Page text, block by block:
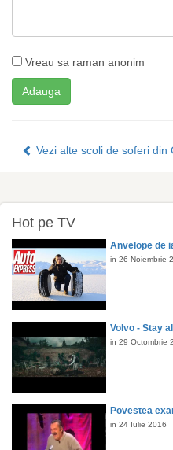
Vreau sa raman anonim
Vezi alte scoli de soferi din
Hot pe TV
Anvelope de
in 26 Noiembrie
Volvo - Stay
in 29 Octombrie
Povestea
in 24 Iulie 2016